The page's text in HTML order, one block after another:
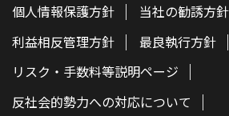
個人情報保護方針
当社の勧誘方針
利益相反管理方針
最良執行方針
リスク・手数料等説明ページ
反社会的勢力への対応について